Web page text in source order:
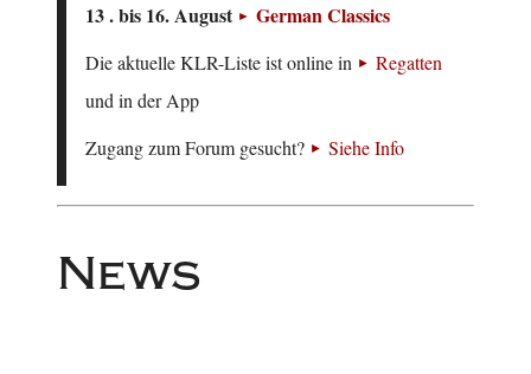
13 . bis 16. August German Classics
Die aktuelle KLR-Liste ist online in
Regatten
und in der App
Zugang zum Forum gesucht?
Siehe Info
News